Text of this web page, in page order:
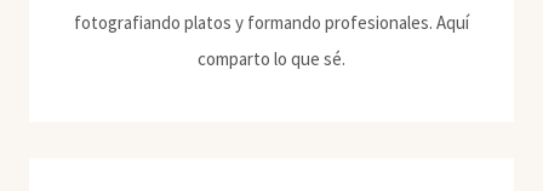
fotografiando platos y formando profesionales. Aquí
comparto lo que sé.